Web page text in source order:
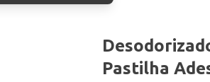
Pastilha